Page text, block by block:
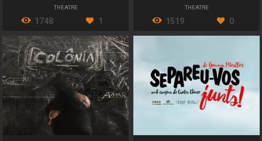
THEATRE
1748 1
THEATRE
1519 0